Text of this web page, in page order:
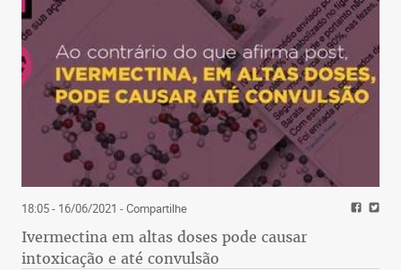
18:05 - 16/06/2021 - Compartilhe
Ivermectina em altas doses pode causar
intoxicação e até convulsão